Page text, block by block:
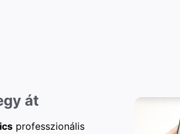
át
professzionális